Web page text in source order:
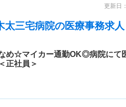
更新日
太三宅病院の医療事務求人
なめ☆マイカー通勤OK◎病院にて
正社員＞